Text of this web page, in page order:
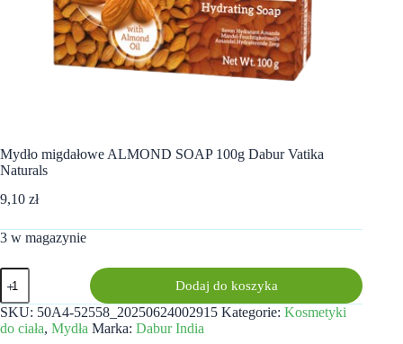
Mydło migdałowe ALMOND SOAP 100g Dabur Vatika
Naturals
9,10 zł
3 w magazynie
ilość
Mydło
migdałowe
ALMOND
SOAP
Dodaj do koszyka
SKU: 50A4-52558_20250624002915 Kategorie: Kosmetyki
do ciała, Mydła Marka: Dabur India